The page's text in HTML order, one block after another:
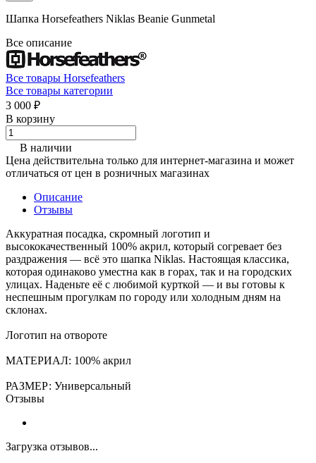
Шапка Horsefeathers Niklas Beanie Gunmetal
Все описание
Все товары Horsefeathers
Все товары категории
3 000 ₽
В корзину
В наличии
Цена действительна только для интернет-магазина и может
отличаться от цен в розничных магазинах
Описание
Отзывы
Аккуратная посадка, скромный логотип и
высококачественный 100% акрил, который согревает без
раздражения — всё это шапка Niklas. Настоящая классика,
которая одинаково уместна как в горах, так и на городских
улицах. Наденьте её с любимой курткой — и вы готовы к
неспешным прогулкам по городу или холодным дням на
склонах.
Логотип на отвороте
МАТЕРИАЛ: 100% акрил
РАЗМЕР: Универсальный
Отзывы
Загрузка отзывов...